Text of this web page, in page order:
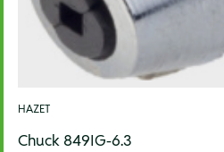
HAZET
Chuck 849IG-6.3